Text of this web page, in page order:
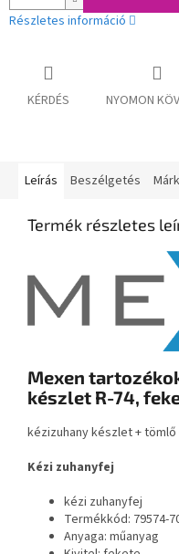
Részletes információ
KÉRDÉS NYOMON
Leírás Beszélgetés
Termék részletes
Mexen
készlet R-74,
kézizuhany készlet +
Kézi zuhanyfej
kézi zuhanyfej
Termékkód: 79574-
Anyaga: műanyag